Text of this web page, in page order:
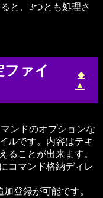
と、3つとも処理さ
ァイ
◆
▲
ンドのオプションな
ルです。内容はテキ
ることが出来ます。
コマンド格納ディレ
登録が可能です。